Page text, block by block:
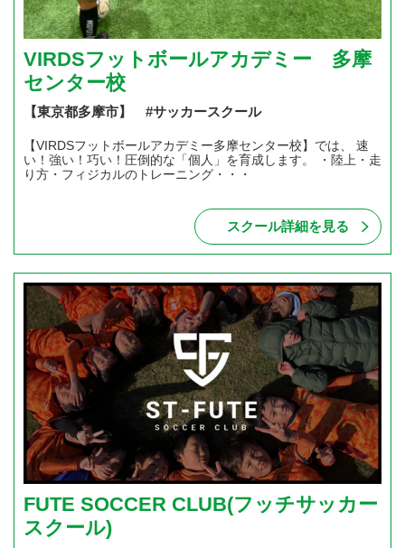
VIRDSフットボールアカデミー 多摩
センター校
【東京都多摩市】 #サッカースクール
【VIRDSフットボールアカデミー多摩センター校】では、 速
い！強い！巧い！圧倒的な「個人」を育成します。 ・陸上・走
り方・フィジカルのトレーニング・・・
スクール詳細を見る
FUTE SOCCER CLUB(フッチサッカー
スクール)